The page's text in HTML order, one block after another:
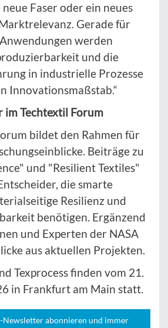
Faser oder ein neues
Gerade für
werden
und die
in industrielle Prozesse
Innovationsmaßstab.“
im Techtextil Forum
bildet den Rahmen für
Beiträge zu
und "Resilient Textiles"
die smarte
Resilienz und
benötigen. Ergänzend
und Experten der NASA
aus aktuellen Projekten.
Texprocess finden vom 21.
in Frankfurt am Main statt.
abonnieren und immer